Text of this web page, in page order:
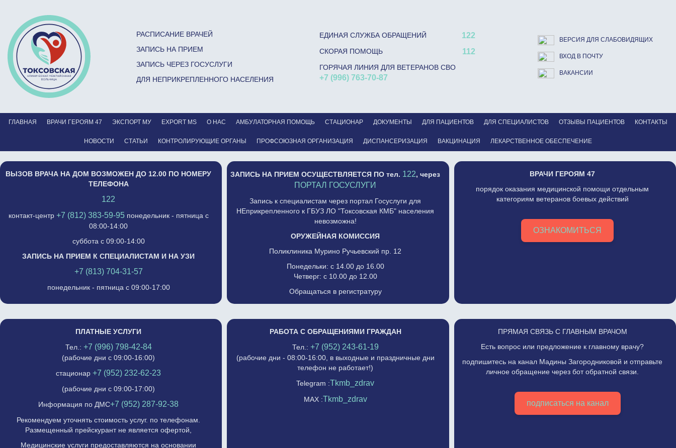
ГЛАВНАЯ ВРАЧИ ГЕРОЯМ 47 ЭКСПОРТ МУ EXPORT MS О НАС АМБУЛАТОРНАЯ ПОМОЩЬ СТАЦИОНАР ДОКУМЕНТЫ ДЛЯ ПАЦИЕНТОВ ДЛЯ СПЕЦИАЛИСТОВ ОТЗЫВЫ ПАЦИЕНТОВ КОНТАКТЫ
НОВОСТИ СТАТЬИ КОНТРОЛИРУЮЩИЕ ОРГАНЫ ПРОФСОЮЗНАЯ ОРГАНИЗАЦИЯ ДИСПАНСЕРИЗАЦИЯ ВАКЦИНАЦИЯ ЛЕКАРСТВЕННОЕ ОБЕСПЕЧЕНИЕ
РАСПИСАНИЕ ВРАЧЕЙ
ЗАПИСЬ НА ПРИЕМ
ЗАПИСЬ ЧЕРЕЗ ГОСУСЛУГИ
ДЛЯ НЕПРИКРЕПЛЕННОГО НАСЕЛЕНИЯ
ЕДИНАЯ СЛУЖБА ОБРАЩЕНИЙ 122
СКОРАЯ ПОМОЩЬ 112
ГОРЯЧАЯ ЛИНИЯ ДЛЯ ВЕТЕРАНОВ СВО
+7 (996) 763-70-87
ВЕРСИЯ ДЛЯ СЛАБОВИДЯЩИХ
ВХОД В ПОЧТУ
ВАКАНСИИ
ВЫЗОВ ВРАЧА НА ДОМ ВОЗМОЖЕН ДО 12.00 ПО НОМЕРУ
ТЕЛЕФОНА
122
контакт-центр +7 (812) 383-59-95понедельник - пятница с
08:00-14:00
суббота с 09:00-14:00
ЗАПИСЬ НА ПРИЕМ К СПЕЦИАЛИСТАМ И НА УЗИ
+7 (813) 704-31-57
понедельник - пятница с 09:00-17:00
ЗАПИСЬ НА ПРИЕМ ОСУЩЕСТВЛЯЕТСЯ ПО тел. 122, через
ПОРТАЛ ГОСУСЛУГИ
Запись к специалистам через портал Госуслуги для
НЕприкрепленного к ГБУЗ ЛО "Токсовская КМБ" населения
невозможна!
ОРУЖЕЙНАЯ КОМИССИЯ
Поликлиника Мурино Ручьевский пр. 12
Понедельки: с 14.00 до 16.00
Четверг: с 10.00 до 12.00
Обращаться в регистратуру
ВРАЧИ ГЕРОЯМ 47
порядок оказания медицинской помощи отдельным
категориям ветеранов боевых действий
ОЗНАКОМИТЬСЯ
ПЛАТНЫЕ УСЛУГИ
Тел.: +7 (996) 798-42-84
(рабочие дни с 09:00-16:00)
стационар+7 (952) 232-62-23
(рабочие дни с 09:00-17:00)
Информация по ДМС+7 (952) 287-92-38
Рекомендуем уточнять стоимость услуг. по телефонам.
Размещенный прейскурант не является офертой,
Медицинские услуги предоставляются на основании
РАБОТА С ОБРАЩЕНИЯМИ ГРАЖДАН
Тел.: +7 (952) 243-61-19
(рабочие дни - 08:00-16:00, в выходные и праздничные дни
телефон не работает!)
Telegram :Tkmb_zdrav
MAX :Tkmb_zdrav
ПРЯМАЯ СВЯЗЬ С ГЛАВНЫМ ВРАЧОМ
Есть вопрос или предложение к главному врачу?
подпишитесь на канал Мадины Загородниковой и отправьте
личное обращение через бот обратной связи.
подписаться на канал